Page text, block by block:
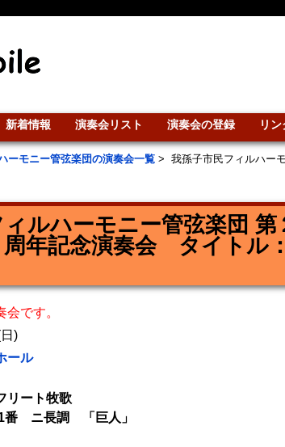
新着情報 演奏会リスト 演奏会の登録 リ
ーモニー管弦楽団の演奏会一覧 > 我孫子市民フィルハ
ルハーモニー管弦楽団 第
年記念演奏会 タイトル
です。
)
ール
リート牧歌
番 ニ長調 「巨人」